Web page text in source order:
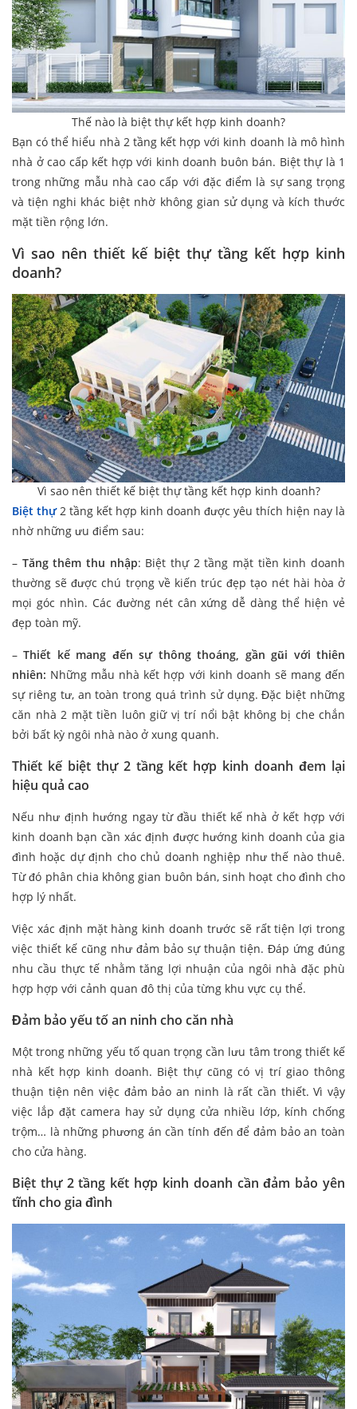
Thế nào là biệt thự kết hợp kinh doanh?
Bạn có thể hiểu nhà 2 tầng kết hợp với kinh doanh là mô hình
nhà ở cao cấp kết hợp với kinh doanh buôn bán. Biệt thự là 1
trong những mẫu nhà cao cấp với đặc điểm là sự sang trọng
và tiện nghi khác biệt nhờ không gian sử dụng và kích thước
mặt tiền rộng lớn.
Vì sao nên thiết kế biệt thự tầng kết hợp kinh
doanh?
Vì sao nên thiết kế biệt thự tầng kết hợp kinh doanh?
Biệt thự2 tầng kết hợp kinh doanh được yêu thích hiện nay là
nhờ những ưu điểm sau:
– Tăng thêm thu nhập: Biệt thự 2 tầng mặt tiền kinh doanh
thường sẽ được chú trọng về kiến trúc đẹp tạo nét hài hòa ở
mọi góc nhìn. Các đường nét cân xứng dễ dàng thể hiện vẻ
đẹp toàn mỹ.
–Thiết kế mang đến sự thông thoáng, gần gũi với thiên
nhiên: Những mẫu nhà kết hợp với kinh doanh sẽ mang đến
sự riêng tư, an toàn trong quá trình sử dụng. Đặc biệt những
căn nhà 2 mặt tiền luôn giữ vị trí nổi bật không bị che chắn
bởi bất kỳ ngôi nhà nào ở xung quanh.
Thiết kế biệt thự 2 tầng kết hợp kinh doanh đem lại
hiệu quả cao
Nếu như định hướng ngay từ đầu thiết kế nhà ở kết hợp với
kinh doanh bạn cần xác định được hướng kinh doanh của gia
đình hoặc dự định cho chủ doanh nghiệp như thế nào thuê.
Từ đó phân chia không gian buôn bán, sinh hoạt cho đình cho
hợp lý nhất.
Việc xác định mặt hàng kinh doanh trước sẽ rất tiện lợi trong
việc thiết kế cũng như đảm bảo sự thuận tiện. Đáp ứng đúng
nhu cầu thực tế nhằm tăng lợi nhuận của ngôi nhà đặc phù
hợp hợp với cảnh quan đô thị của từng khu vực cụ thể.
Đảm bảo yếu tố an ninh cho căn nhà
Một trong những yếu tố quan trọng cần lưu tâm trong thiết kế
nhà kết hợp kinh doanh. Biệt thự cũng có vị trí giao thông
thuận tiện nên việc đảm bảo an ninh là rất cần thiết. Vì vậy
việc lắp đặt camera hay sử dụng cửa nhiều lớp, kính chống
trộm… là những phương án cần tính đến để đảm bảo an toàn
cho cửa hàng.
Biệt thự 2 tầng kết hợp kinh doanh cần đảm bảo yên
tĩnh cho gia đình